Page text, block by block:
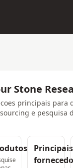
Stone
principais para
e pesquisa
Principais